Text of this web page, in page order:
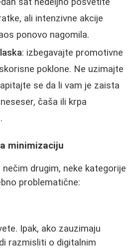
ali intenzivne akcije
ponovo nagomila.
: izbegavajte promotivne
poklone. Ne uzimajte
se da li vam je zaista
čaša ili krpa
minimizaciju
drugim, neke kategorije
problematične:
Ipak, ako zauzimaju
razmisliti o digitalnim